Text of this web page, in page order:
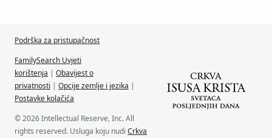
Podrška za pristupačnost
FamilySearch Uvjeti
korištenja | Obavijest o
privatnosti | Opcije zemlje i jezika |
Postavke kolačića
© 2026 Intellectual Reserve, Inc. All
rights reserved. Usluga koju nudi Crkva